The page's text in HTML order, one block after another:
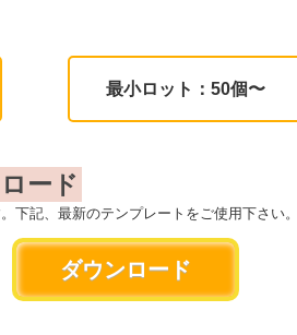
最小ロット：50個〜
ード
下記、最新のテンプレートをご使用下さい